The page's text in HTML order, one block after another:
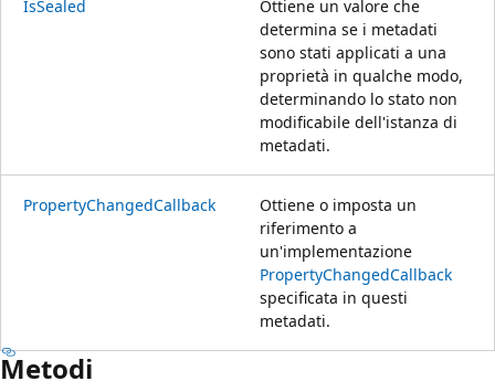
IsSealed
Ottiene un valore che
determina se i metadati
sono stati applicati a una
proprietà in qualche modo,
determinando lo stato non
modificabile dell'istanza di
metadati.
PropertyChangedCallback
Ottiene o imposta un
riferimento a
un'implementazione
PropertyChangedCallback
specificata in questi
metadati.
Metodi